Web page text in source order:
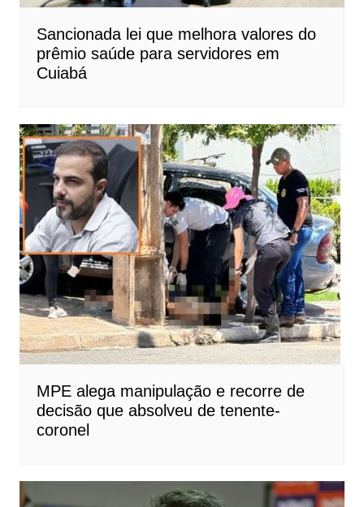
Sancionada lei que melhora valores do
prêmio saúde para servidores em
Cuiabá
MPE alega manipulação e recorre de
decisão que absolveu de tenente-
coronel